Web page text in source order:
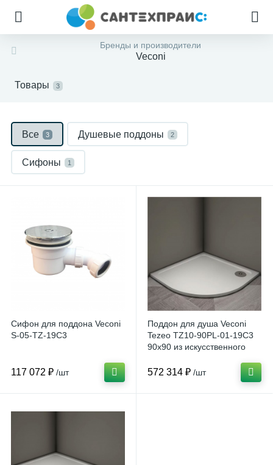
Бренды и производители
Veconi
Товары 3
Все 3 Душевые поддоны 2
Сифоны 1
Сифон для поддона Veconi
S-05-TZ-19C3
117 072 ₽ /шт
Поддон для душа Veconi
Tezeo TZ10-90PL-01-19C3
90x90 из искусственного
572 314 ₽ /шт